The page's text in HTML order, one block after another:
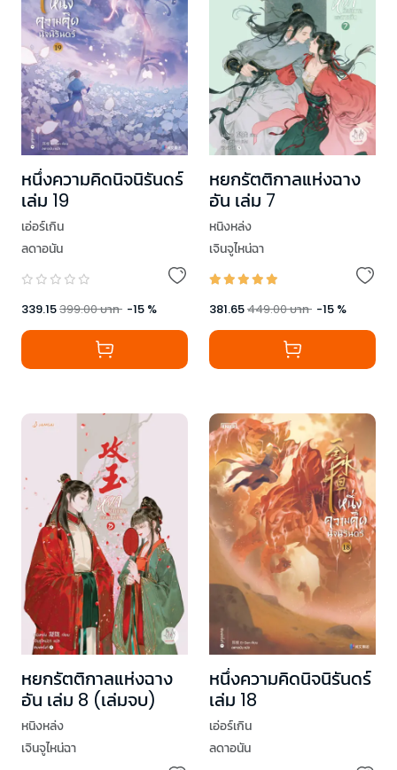
หนึ่งความคิดนิจนิรันดร์
เล่ม 19
เอ่อร์เกิน
ลดาอนัน
339.15399.00บาท -15 %
หยกรัตติกาลแห่งฉาง
อัน เล่ม 7
หนิงหล่ง
เจินจูไหน่ฉา
381.65449.00บาท -15 %
หยกรัตติกาลแห่งฉาง
อัน เล่ม 8 (เล่มจบ)
หนิงหล่ง
เจินจูไหน่ฉา
หนึ่งความคิดนิจนิรันดร์
เล่ม 18
เอ่อร์เกิน
ลดาอนัน